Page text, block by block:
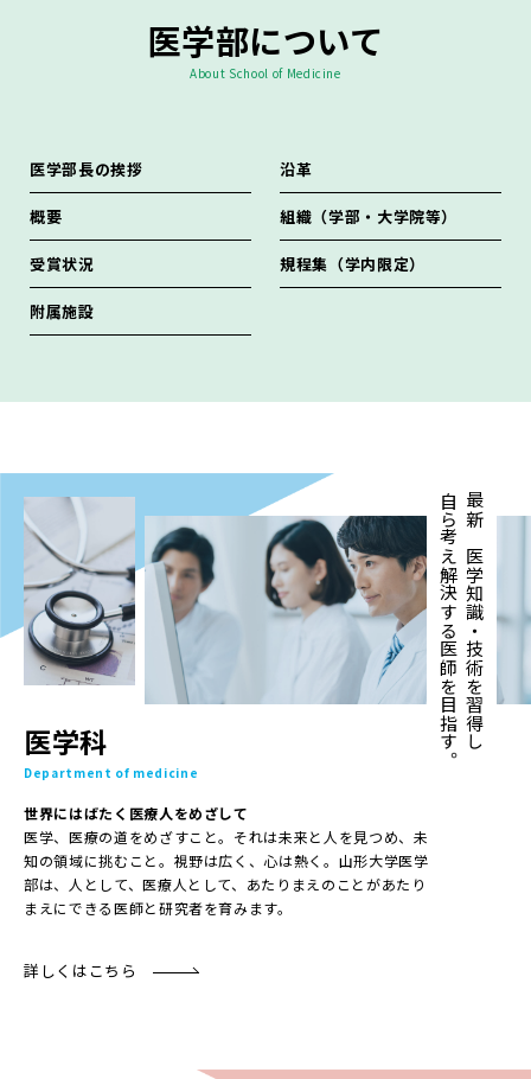
医学部について
About School of Medicine
医学部長の挨拶 沿革
概要 組織（学部・大学院等）
受賞状況 規程集（学内限定）
附属施設
最新の医学知識・技術を習得し
自ら考え解決する医師を目指す。
医学科
Department of medicine
世界にはばたく医療人をめざして
医学、医療の道をめざすこと。それは未来と人を見つめ、未
知の領域に挑むこと。視野は広く、心は熱く。山形大学医学
部は、人として、医療人として、あたりまえのことがあたり
まえにできる医師と研究者を育みます。
詳しくはこちら